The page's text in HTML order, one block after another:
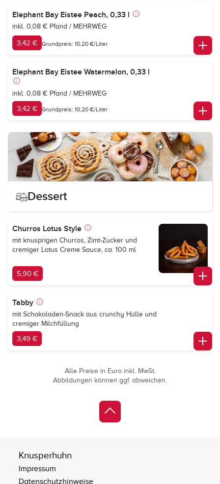
Elephant Bay Eistee Peach, 0,33 l
inkl. 0,08 € Pfand / MEHRWEG
3,42 € Grundpreis: 10,20 €/Liter
Elephant Bay Eistee Watermelon, 0,33 l
inkl. 0,08 € Pfand / MEHRWEG
3,42 € Grundpreis: 10,20 €/Liter
Dessert
Churros Lotus Style
mit knusprigen Churros, Zimt-Zucker und
cremiger Lotus Creme Sauce, ca. 100 ml
5,90 €
Tabby
mit Schokoladen-Snack aus crunchy Hülle und
cremiger Milchfüllung
3,49 €
Alle Preise in Euro inkl. MwSt.
Abbildungen können ggf. abweichen.
Knusperhuhn
Impressum
Datenschutzhinweise